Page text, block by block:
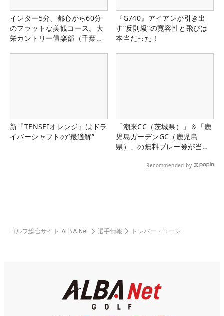
インター5分、都心から60分
のフラットな美観コース。大
栄カントリー俱楽部（千葉
『G740』アイアンが引き出
す“反則級”の寛容性と飛びは
本当だった！
新『TENSEIオレンジ』はドラ
イバーシャフトの“最適解”
「潮来CC（茨城県）」＆「鹿
児島ガーデンGC（鹿児島
県）」の無料プレー券が当た
Recommended by
ゴルフ総合サイト ALBA Net 選手情報 トレバー・コーン